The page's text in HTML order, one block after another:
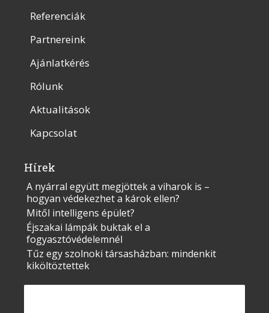
Referenciák
Partnereink
Ajánlatkérés
Rólunk
Aktualitások
Kapcsolat
Hírek
A nyárral együtt megjöttek a viharok is –
hogyan védekezhet a károk ellen?
Mitől intelligens épület?
Éjszakai lámpák buktak el a
fogyasztóvédelemnél
Tűz egy szolnoki társasházban: mindenkit
kiköltöztettek